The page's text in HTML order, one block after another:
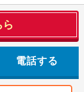
電話する